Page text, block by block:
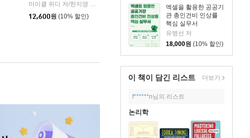
엑셀을 활용한 공공기
관 총인건비 인상률
핵심 실무서
유병선 저
18,000원 (10% 할인)
이 책이 담긴 리스트 더보기
f******n님의 리스트
논리학
마이클 위디 저/한지영 역/헨리 장 추천 | 반니
12,600원 (10% 할인)